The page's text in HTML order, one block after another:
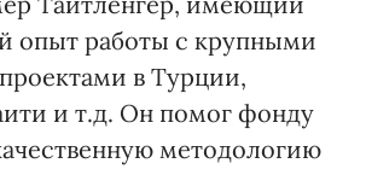
опыт работы с крупными
в Турции,
и т.д. Он помог фонду
методологию